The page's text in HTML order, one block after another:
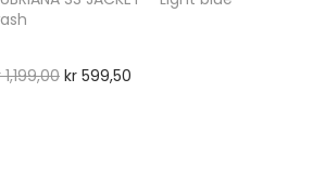
1,199,00 kr599,50